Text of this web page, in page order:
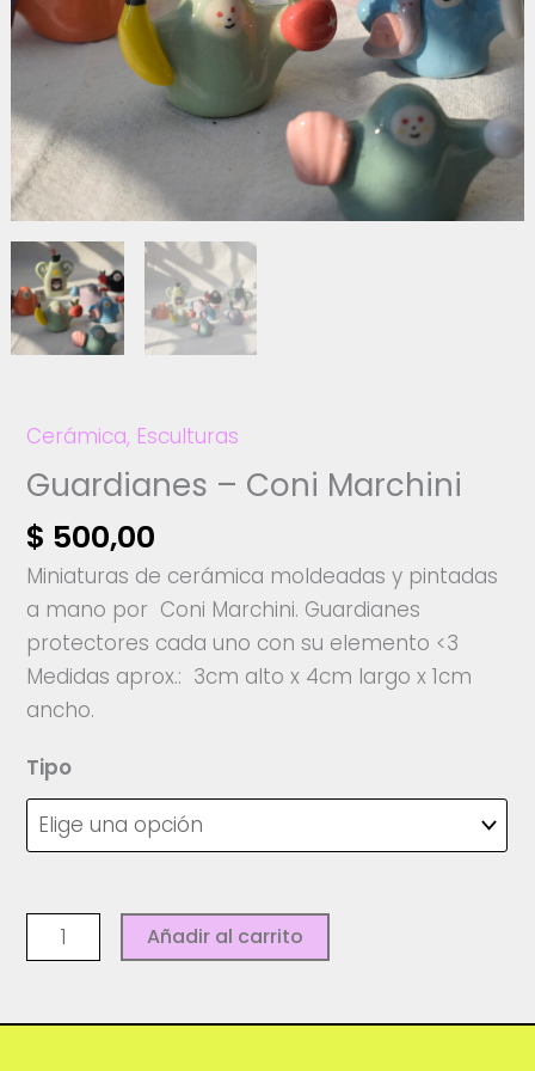
Cerámica, Esculturas
Guardianes – Coni Marchini
$ 500,00
Miniaturas de cerámica moldeadas y pintadas
a mano por Coni Marchini. Guardianes
protectores cada uno con su elemento <3
Medidas aprox.: 3cm alto x 4cm largo x 1cm
ancho.
Tipo
Guardianes
-
Marchini
Añadir al carrito